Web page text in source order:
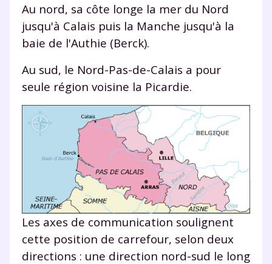
Au nord, sa côte longe la mer du Nord
jusqu'à Calais puis la Manche jusqu'à la
baie de l'Authie (Berck).
Au sud, le Nord-Pas-de-Calais a pour
seule région voisine la Picardie.
Les axes de communication soulignent
cette position de carrefour, selon deux
directions : une direction nord-sud le long